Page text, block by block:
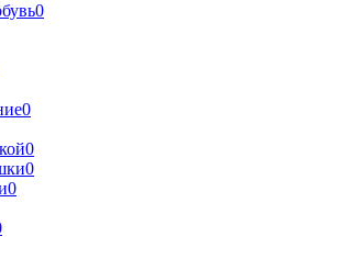
0
0
0
0
0